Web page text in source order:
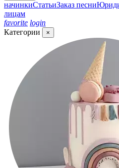
начинкиСтатьиЗаказ песни
лицам
favorite login
Категории
×